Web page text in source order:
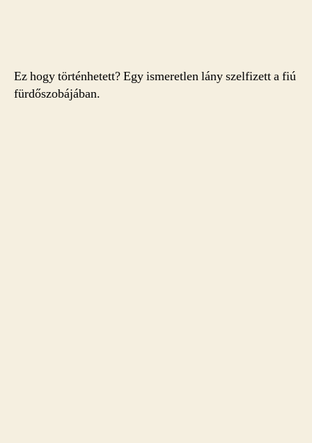
Ez hogy történhetett? Egy ismeretlen lány szelfizett a fiú
fürdőszobájában.